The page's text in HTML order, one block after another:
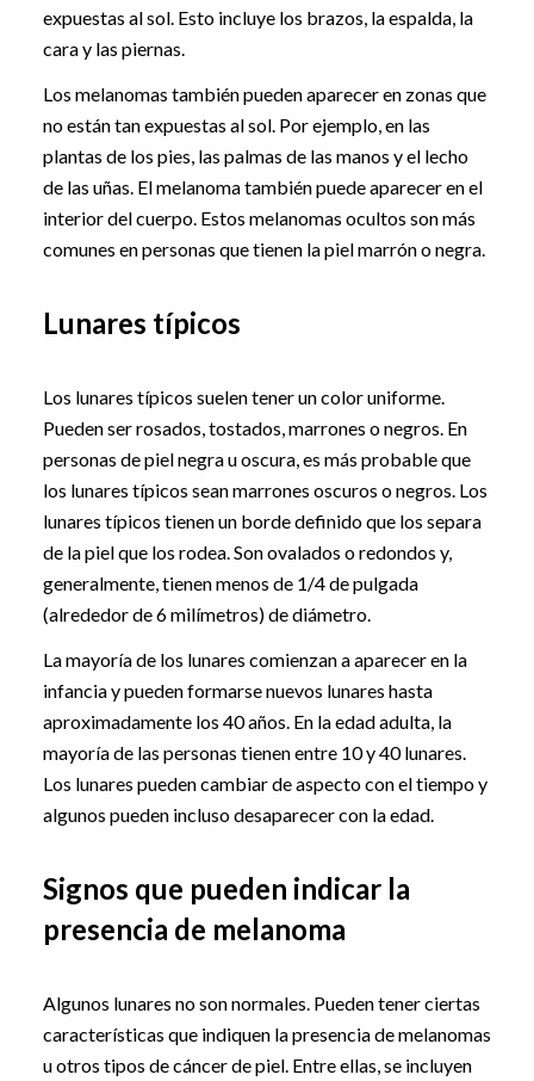
expuestas al sol. Esto incluye los brazos, la espalda, la
cara y las piernas.
Los melanomas también pueden aparecer en zonas que
no están tan expuestas al sol. Por ejemplo, en las
plantas de los pies, las palmas de las manos y el lecho
de las uñas. El melanoma también puede aparecer en el
interior del cuerpo. Estos melanomas ocultos son más
comunes en personas que tienen la piel marrón o negra.
Lunares típicos
Los lunares típicos suelen tener un color uniforme.
Pueden ser rosados, tostados, marrones o negros. En
personas de piel negra u oscura, es más probable que
los lunares típicos sean marrones oscuros o negros. Los
lunares típicos tienen un borde definido que los separa
de la piel que los rodea. Son ovalados o redondos y,
generalmente, tienen menos de 1/4 de pulgada
(alrededor de 6 milímetros) de diámetro.
La mayoría de los lunares comienzan a aparecer en la
infancia y pueden formarse nuevos lunares hasta
aproximadamente los 40 años. En la edad adulta, la
mayoría de las personas tienen entre 10 y 40 lunares.
Los lunares pueden cambiar de aspecto con el tiempo y
algunos pueden incluso desaparecer con la edad.
Signos que pueden indicar la
presencia de melanoma
Algunos lunares no son normales. Pueden tener ciertas
características que indiquen la presencia de melanomas
u otros tipos de cáncer de piel. Entre ellas, se incluyen